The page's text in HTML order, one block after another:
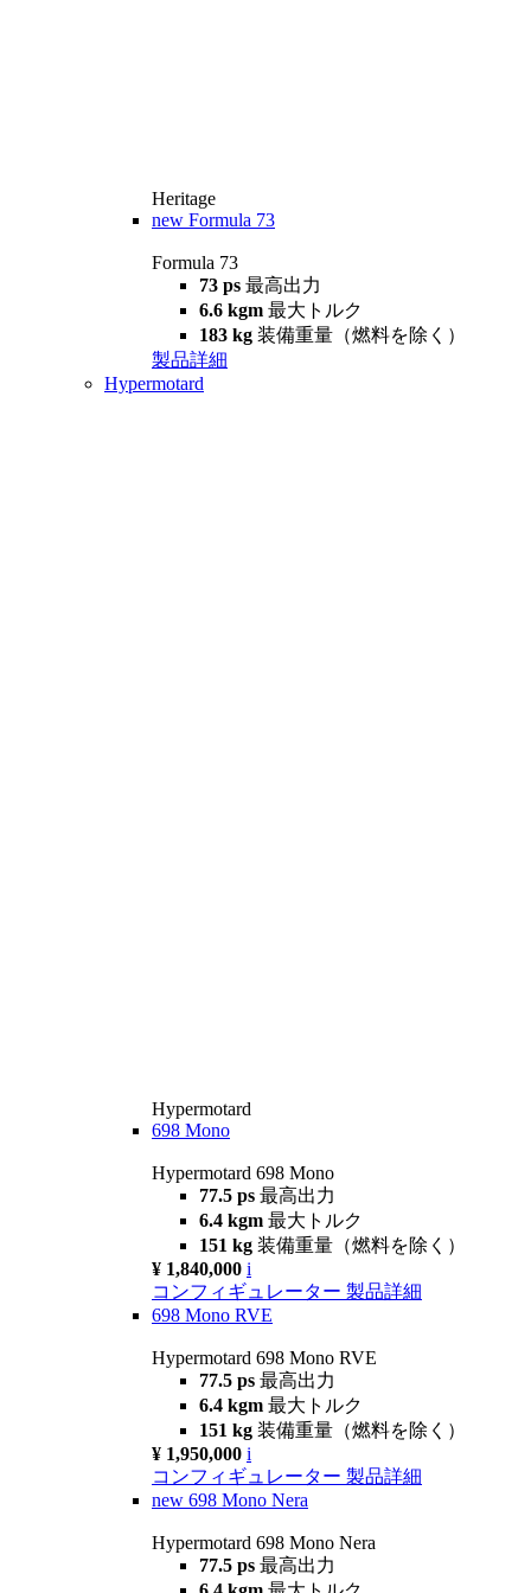
Heritage
new Formula 73
Formula 73
73 ps 最高出力
6.6 kgm 最大トルク
183 kg 装備重量（燃料を除く）
製品詳細
Hypermotard
Hypermotard
698 Mono
Hypermotard 698 Mono
77.5 ps 最高出力
6.4 kgm 最大トルク
151 kg 装備重量（燃料を除く）
¥ 1,840,000 i
コンフィギュレーター 製品詳細
698 Mono RVE
Hypermotard 698 Mono RVE
77.5 ps 最高出力
6.4 kgm 最大トルク
151 kg 装備重量（燃料を除く）
¥ 1,950,000 i
コンフィギュレーター 製品詳細
new 698 Mono Nera
Hypermotard 698 Mono Nera
77.5 ps 最高出力